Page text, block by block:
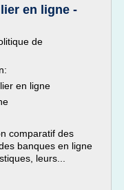
en ligne -
de
en ligne
comparatif des
banques en ligne
leurs...